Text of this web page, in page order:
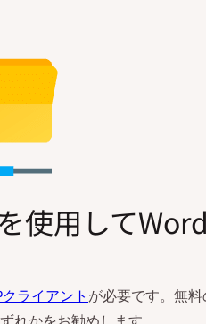
使用して
クライアント が必要です。無